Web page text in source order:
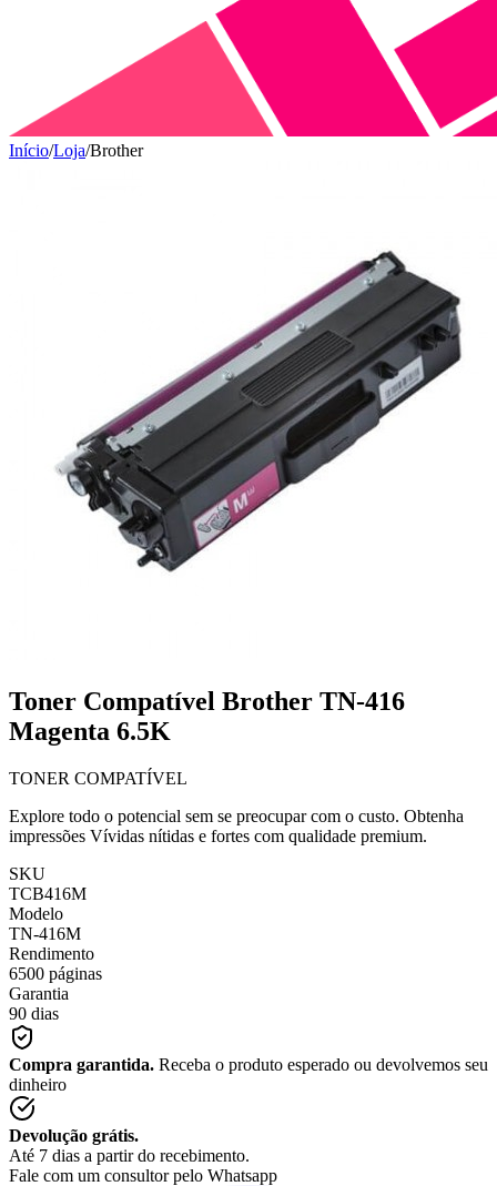
Início/Loja/Brother
Toner Compatível Brother TN-416
Magenta 6.5K
TONER COMPATÍVEL
Explore todo o potencial sem se preocupar com o custo. Obtenha
impressões Vívidas nítidas e fortes com qualidade premium.
SKU
TCB416M
Modelo
TN-416M
Rendimento
6500 páginas
Garantia
90 dias
Compra garantida. Receba o produto esperado ou devolvemos seu
dinheiro
Devolução grátis.
Até 7 dias a partir do recebimento.
Fale com um consultor pelo Whatsapp